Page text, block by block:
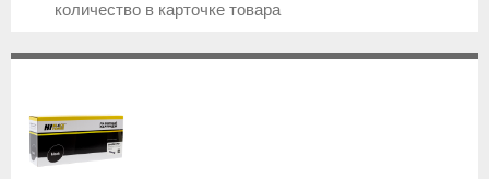
количество в карточке товара